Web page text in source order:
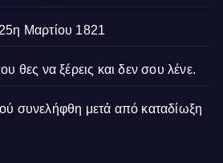
Μαρτίου 1821
θες να ξέρεις και δεν σου λένε.
συνελήφθη μετά από καταδίωξη